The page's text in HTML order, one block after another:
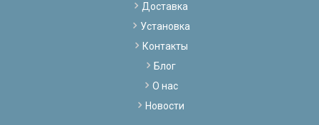
Доставка
Установка
Контакты
Блог
О нас
Новости